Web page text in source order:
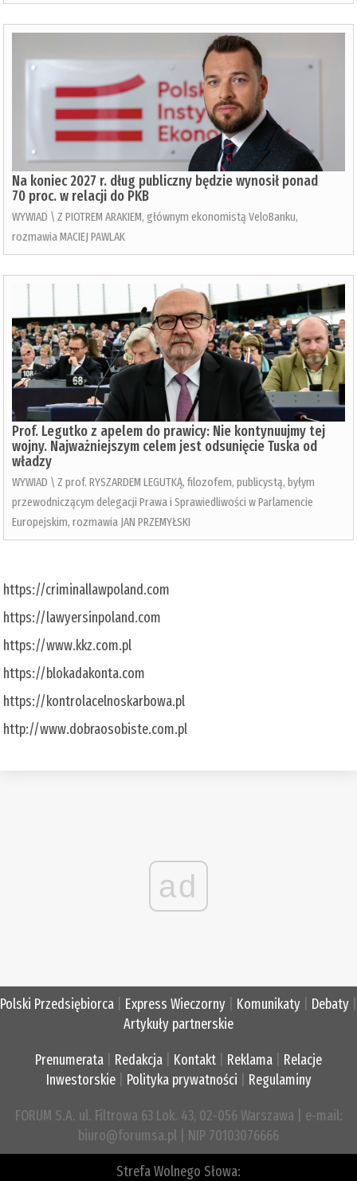
Na koniec 2027 r. dług publiczny będzie wynosił ponad
70 proc. w relacji do PKB
WYWIAD \ Z PIOTREM ARAKIEM, głównym ekonomistą VeloBanku,
rozmawia MACIEJ PAWLAK
Prof. Legutko z apelem do prawicy: Nie kontynuujmy tej
wojny. Najważniejszym celem jest odsunięcie Tuska od
władzy
WYWIAD \ Z prof. RYSZARDEM LEGUTKĄ, filozofem, publicystą, byłym
przewodniczącym delegacji Prawa i Sprawiedliwości w Parlamencie
Europejskim, rozmawia JAN PRZEMYŁSKI
https://criminallawpoland.com
https://lawyersinpoland.com
https://www.kkz.com.pl
https://blokadakonta.com
https://kontrolacelnoskarbowa.pl
http://www.dobraosobiste.com.pl
ad
Polski Przedsiębiorca Express Wieczorny Komunikaty Debaty
Artykuły partnerskie
Prenumerata Redakcja Kontakt Reklama
Relacje
Inwestorskie| Polityka prywatności Regulaminy
FORUM S.A. ul. Filtrowa 63 Lok. 43, 02-056 Warszawa | e-mail:
biuro@forumsa.pl | NIP 70103076666
Strefa Wolnego Słowa: